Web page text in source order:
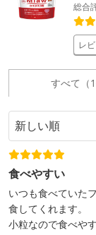
総合
レ
すべて（1
食べやすい
いつも食べていた
食してくれます。
小粒なので食べや